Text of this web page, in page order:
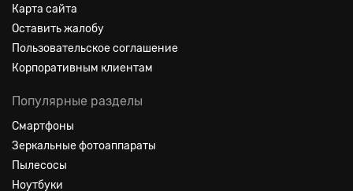
Карта сайта
Оставить жалобу
Пользовательское соглашение
Корпоративным клиентам
Популярные разделы
Смартфоны
Зеркальные фотоаппараты
Пылесосы
Ноутбуки